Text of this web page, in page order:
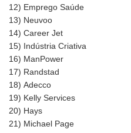
12) Emprego Saúde
13) Neuvoo
14) Career Jet
15) Indústria Criativa
16) ManPower
17) Randstad
18) Adecco
19) Kelly Services
20) Hays
21) Michael Page